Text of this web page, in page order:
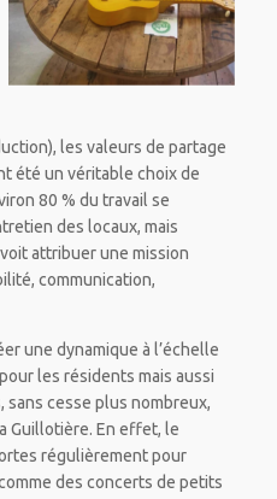
les valeurs de partage
été un véritable choix de
80 % du travail se
des locaux, mais
attribuer une mission
communication,
une dynamique à l’échelle
les résidents mais aussi
sans cesse plus nombreux,
Guillotière. En effet, le
régulièrement pour
des concerts de petits